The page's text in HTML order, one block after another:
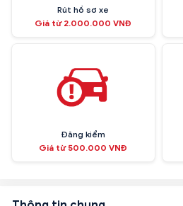
Rút hồ sơ xe
Giá từ 2.000.000 VNĐ
Đăng kiểm
Giá từ 500.000 VNĐ